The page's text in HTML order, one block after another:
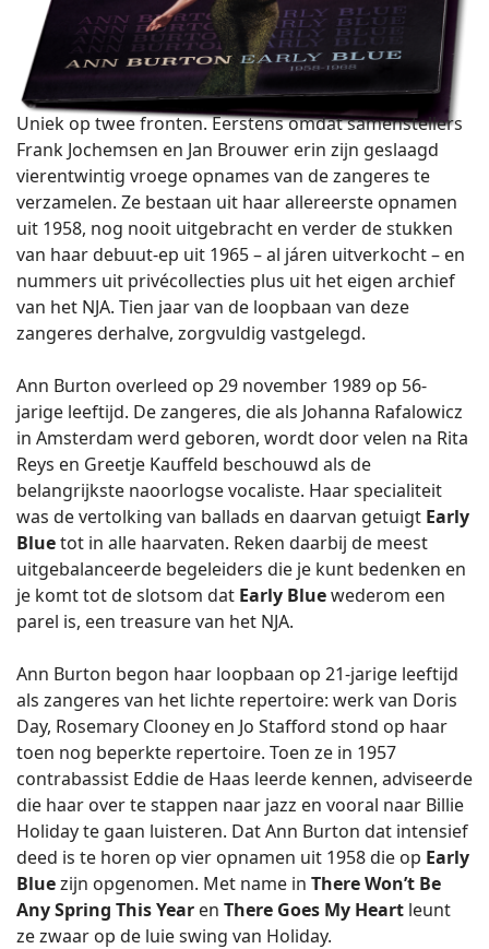
Uniek op twee fronten. Eerstens omdat samenstellers
Frank Jochemsen en Jan Brouwer erin zijn geslaagd
vierentwintig vroege opnames van de zangeres te
verzamelen. Ze bestaan uit haar allereerste opnamen
uit 1958, nog nooit uitgebracht en verder de stukken
van haar debuut-ep uit 1965 – al járen uitverkocht – en
nummers uit privécollecties plus uit het eigen archief
van het NJA. Tien jaar van de loopbaan van deze
zangeres derhalve, zorgvuldig vastgelegd.
Ann Burton overleed op 29 november 1989 op 56-
jarige leeftijd. De zangeres, die als Johanna Rafalowicz
in Amsterdam werd geboren, wordt door velen na Rita
Reys en Greetje Kauffeld beschouwd als de
belangrijkste naoorlogse vocaliste. Haar specialiteit
was de vertolking van ballads en daarvan getuigt Early
Bluetot in alle haarvaten. Reken daarbij de meest
uitgebalanceerde begeleiders die je kunt bedenken en
je komt tot de slotsom dat Early Bluewederom een
parel is, een treasure van het NJA.
Ann Burton begon haar loopbaan op 21-jarige leeftijd
als zangeres van het lichte repertoire: werk van Doris
Day, Rosemary Clooney en Jo Stafford stond op haar
toen nog beperkte repertoire. Toen ze in 1957
contrabassist Eddie de Haas leerde kennen, adviseerde
die haar over te stappen naar jazz en vooral naar Billie
Holiday te gaan luisteren. Dat Ann Burton dat intensief
deed is te horen op vier opnamen uit 1958 die op Early
Bluezijn opgenomen. Met name in There Won’t Be
Any Spring This Year en There Goes My Heart leunt
ze zwaar op de luie swing van Holiday.